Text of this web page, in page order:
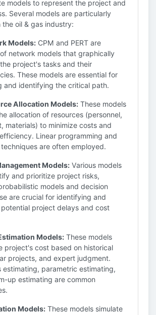
models to represent the project and
Several models are particularly
the oil & gas industry:
Models: CPM and PERT are
network models that graphically
project's tasks and their
These models are essential for
and identifying the critical path.
Allocation Models: These models
allocation of resources (personnel,
materials) to minimize costs and
Linear programming and
techniques are often employed.
Models: Various models
and prioritize project risks,
models and decision
are crucial for identifying and
project delays and cost
Models: These models
project's cost based on historical
projects, and expert judgment.
estimating, parametric estimating,
up estimating are common
Models: These models simulate